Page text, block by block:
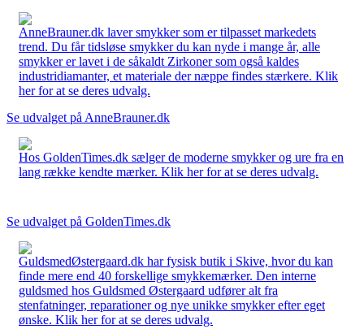
AnneBrauner.dk laver smykker som er tilpasset markedets
trend. Du får tidsløse smykker du kan nyde i mange år, alle
smykker er lavet i de såkaldt Zirkoner som også kaldes
industridiamanter, et materiale der næppe findes stærkere. Klik
her for at se deres udvalg.
Se udvalget på AnneBrauner.dk
Hos GoldenTimes.dk sælger de moderne smykker og ure fra en
lang række kendte mærker. Klik her for at se deres udvalg.
Se udvalget på GoldenTimes.dk
GuldsmedØstergaard.dk har fysisk butik i Skive, hvor du kan
finde mere end 40 forskellige smykkemærker. Den interne
guldsmed hos Guldsmed Østergaard udfører alt fra
stenfatninger, reparationer og nye unikke smykker efter eget
ønske. Klik her for at se deres udvalg.